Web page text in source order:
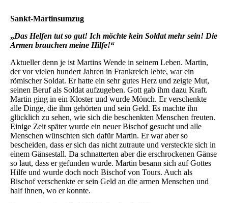
Sankt-Martinsumzug
„Das Helfen tut so gut! Ich möchte kein Soldat mehr sein! Die
Armen brauchen meine Hilfe!“
Aktueller denn je ist Martins Wende in seinem Leben. Martin,
der vor vielen hundert Jahren in Frankreich lebte, war ein
römischer Soldat. Er hatte ein sehr gutes Herz und zeigte Mut,
seinen Beruf als Soldat aufzugeben. Gott gab ihm dazu Kraft.
Martin ging in ein Kloster und wurde Mönch. Er verschenkte
alle Dinge, die ihm gehörten und sein Geld. Es machte ihn
glücklich zu sehen, wie sich die beschenkten Menschen freuten.
Einige Zeit später wurde ein neuer Bischof gesucht und alle
Menschen wünschten sich dafür Martin. Er war aber so
bescheiden, dass er sich das nicht zutraute und versteckte sich in
einem Gänsestall. Da schnatterten aber die erschrockenen Gänse
so laut, dass er gefunden wurde. Martin besann sich auf Gottes
Hilfe und wurde doch noch Bischof von Tours. Auch als
Bischof verschenkte er sein Geld an die armen Menschen und
half ihnen, wo er konnte.